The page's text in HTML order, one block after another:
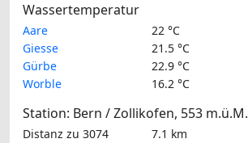
Wassertemperatur
Aare
22 °C
Giesse
21.5 °C
Gürbe
22.9 °C
Worble
16.2 °C
Station: Bern / Zollikofen, 553 m.ü.M.
Distanz zu 3074
7.1 km